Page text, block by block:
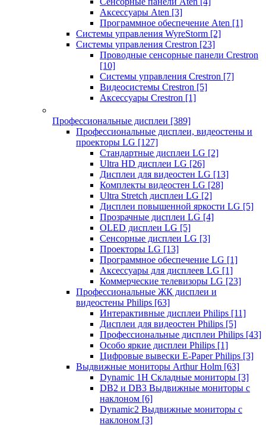
Аксессуары Aten [3]
Программное обеспечение Aten [1]
Системы управления WyreStorm [2]
Системы управления Crestron [23]
Проводные сенсорные панели Crestron
[10]
Системы управления Crestron [7]
Видеосистемы Crestron [5]
Аксессуары Crestron [1]
Профессиональные дисплеи [389]
Профессиональные дисплеи, видеостены и
проекторы LG [127]
Стандартные дисплеи LG [2]
Ultra HD дисплеи LG [26]
Дисплеи для видеостен LG [13]
Комплекты видеостен LG [28]
Ultra Stretch дисплеи LG [2]
Дисплеи повышенной яркости LG [5]
Прозрачные дисплеи LG [4]
OLED дисплеи LG [5]
Сенсорные дисплеи LG [3]
Проекторы LG [13]
Программное обеспечение LG [1]
Аксессуары для дисплеев LG [1]
Коммерческие телевизоры LG [23]
Профессиональные ЖК дисплеи и
видеостены Philips [63]
Интерактивные дисплеи Philips [11]
Дисплеи для видеостен Philips [5]
Профессиональные дисплеи Philips [43]
Особо яркие дисплеи Philips [1]
Цифровые вывески E-Paper Philips [3]
Выдвижные мониторы Arthur Holm [63]
Dynamic 1Н Складные мониторы [3]
DB2 и DB3 Выдвижные мониторы с
наклоном [6]
Dynamic2 Выдвижные мониторы с
наклоном [3]